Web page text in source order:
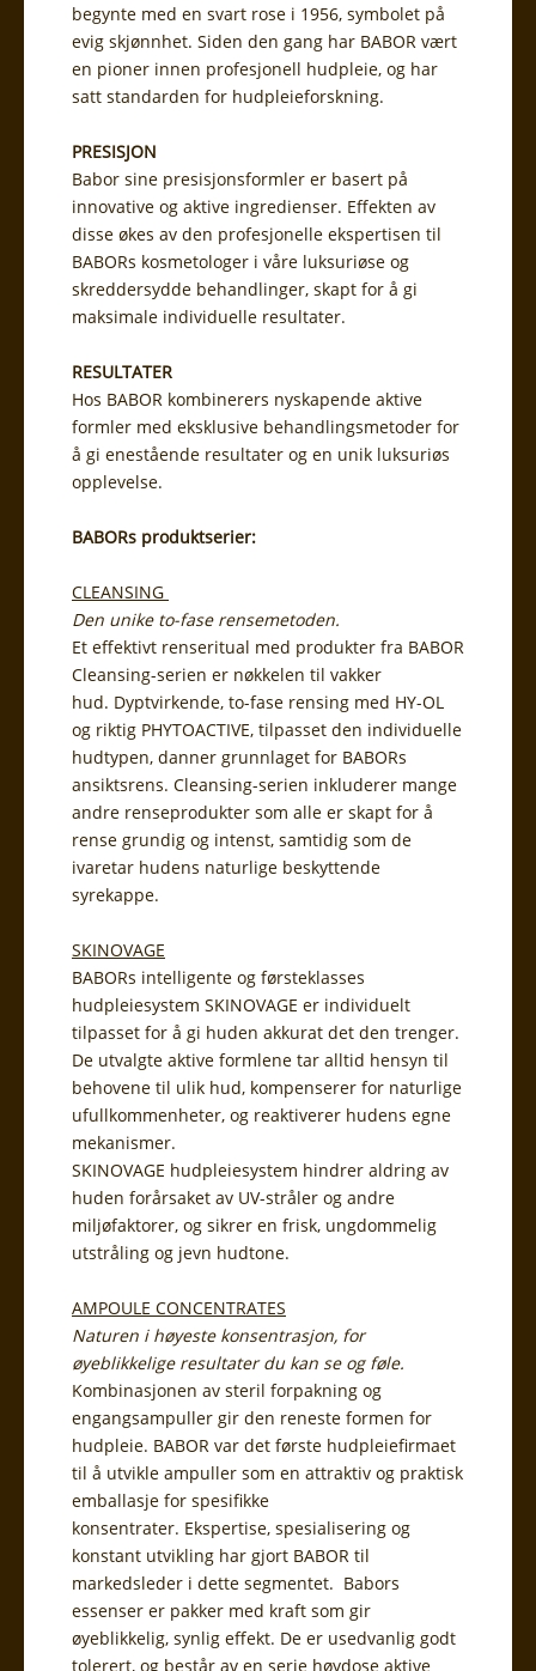
begynte med en svart rose i 1956, symbolet på
evig skjønnhet. Siden den gang har BABOR vært
en pioner innen profesjonell hudpleie, og har
satt standarden for hudpleieforskning.
PRESISJON
Babor sine presisjonsformler er basert på
innovative og aktive ingredienser. Effekten av
disse økes av den profesjonelle ekspertisen til
BABORs kosmetologer i våre luksuriøse og
skreddersydde behandlinger, skapt for å gi
maksimale individuelle resultater.
RESULTATER
Hos BABOR kombinerers nyskapende aktive
formler med eksklusive behandlingsmetoder for
å gi enestående resultater og en unik luksuriøs
opplevelse.
BABORs produktserier:
CLEANSING
Den unike to-fase rensemetoden.
Et effektivt renseritual med produkter fra BABOR
Cleansing-serien er nøkkelen til vakker
hud. Dyptvirkende, to-fase rensing med HY-OL
og riktig PHYTOACTIVE, tilpasset den individuelle
hudtypen, danner grunnlaget for BABORs
ansiktsrens. Cleansing-serien inkluderer mange
andre renseprodukter som alle er skapt for å
rense grundig og intenst, samtidig som de
ivaretar hudens naturlige beskyttende
syrekappe.
SKINOVAGE
BABORs intelligente og førsteklasses
hudpleiesystem SKINOVAGE er individuelt
tilpasset for å gi huden akkurat det den trenger.
De utvalgte aktive formlene tar alltid hensyn til
behovene til ulik hud, kompenserer for naturlige
ufullkommenheter, og reaktiverer hudens egne
mekanismer.
SKINOVAGE hudpleiesystem hindrer aldring av
huden forårsaket av UV-stråler og andre
miljøfaktorer, og sikrer en frisk, ungdommelig
utstråling og jevn hudtone.
AMPOULE CONCENTRATES
Naturen i høyeste konsentrasjon, for
øyeblikkelige resultater du kan se og føle.
Kombinasjonen av steril forpakning og
engangsampuller gir den reneste formen for
hudpleie. BABOR var det første hudpleiefirmaet
til å utvikle ampuller som en attraktiv og praktisk
emballasje for spesifikke
konsentrater. Ekspertise, spesialisering og
konstant utvikling har gjort BABOR til
markedsleder i dette segmentet. Babors
essenser er pakker med kraft som gir
øyeblikkelig, synlig effekt. De er usedvanlig godt
tolerert, og består av en serie høydose aktive